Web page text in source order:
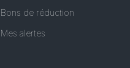
Bons de réduction
Mes alertes